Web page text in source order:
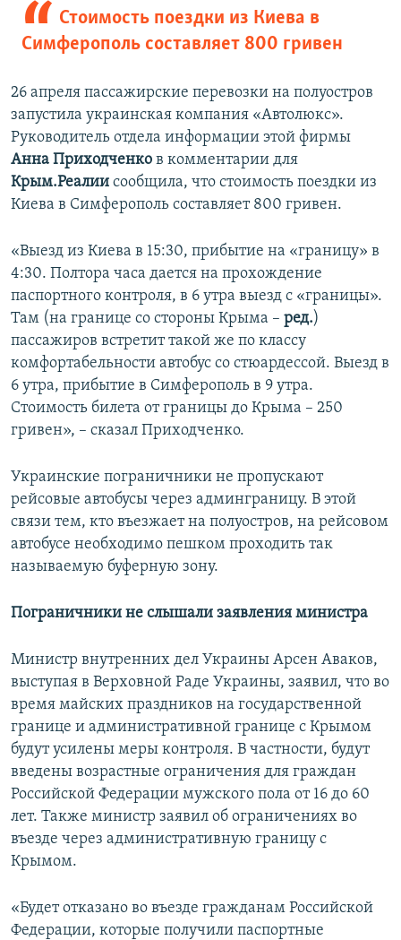
Стоимость поездки из Киева в
Симферополь составляет 800 гривен
26 апреля пассажирские перевозки на полуостров
запустила украинская компания «Автолюкс».
Руководитель отдела информации этой фирмы
Анна Приходченко в комментарии для
Крым.Реалии сообщила, что стоимость поездки из
Киева в Симферополь составляет 800 гривен.
«Выезд из Киева в 15:30, прибытие на «границу» в
4:30. Полтора часа дается на прохождение
паспортного контроля, в 6 утра выезд с «границы».
Там (на границе со стороны Крыма – ред.)
пассажиров встретит такой же по классу
комфортабельности автобус со стюардессой. Выезд в
6 утра, прибытие в Симферополь в 9 утра.
Стоимость билета от границы до Крыма – 250
гривен», – сказал Приходченко.
Украинские пограничники не пропускают
рейсовые автобусы через админграницу. В этой
связи тем, кто въезжает на полуостров, на рейсовом
автобусе необходимо пешком проходить так
называемую буферную зону.
Пограничники не слышали заявления министра
Министр внутренних дел Украины Арсен Аваков,
выступая в Верховной Раде Украины, заявил, что во
время майских праздников на государственной
границе и административной границе с Крымом
будут усилены меры контроля. В частности, будут
введены возрастные ограничения для граждан
Российской Федерации мужского пола от 16 до 60
лет. Также министр заявил об ограничениях во
въезде через административную границу с
Крымом.
«Будет отказано во въезде гражданам Российской
Федерации, которые получили паспортные